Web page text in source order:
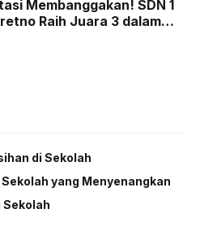
Membanggakan! SDN 1
Raih Juara 3 dalam
di Sekolah
yang Menyenangkan
Sekolah